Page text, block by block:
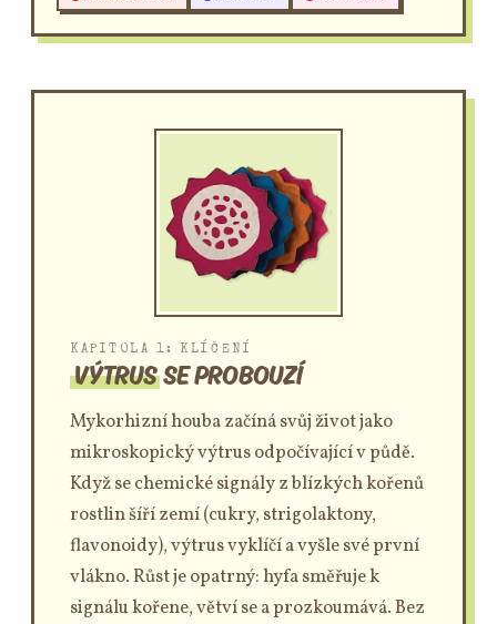
KAPITOLA 1: KLÍČENÍ
VÝTRUSSE PROBOUZÍ
Mykorhizní houba začíná svůj život jako
mikroskopický výtrus odpočívající v půdě.
Když se chemické signály z blízkých kořenů
rostlin šíří zemí (cukry, strigolaktony,
flavonoidy), výtrus vyklíčí a vyšle své první
vlákno. Růst je opatrný: hyfa směřuje k
signálu kořene, větví se a prozkoumává. Bez